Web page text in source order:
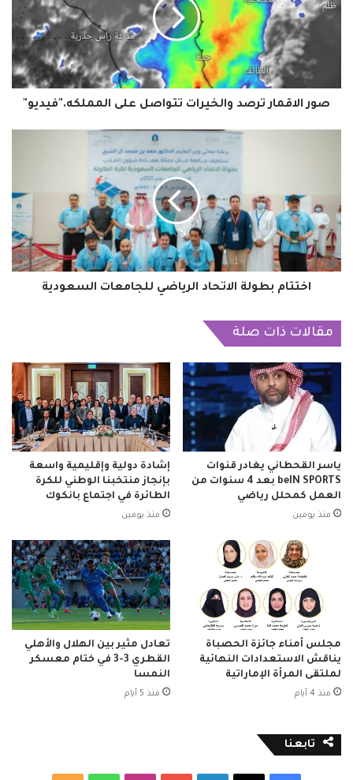
والخيرات
تتواصل
المملكه."فيديو"
صور الاقمار ترصد والخيرات تتواصل على المملكه."فيديو"
للجامعات
السعودية
اختتام بطولة الاتحاد الرياضي للجامعات السعودية
مقالات ذات صلة
ياسر القحطاني يغادر قنوات
beIN SPORTS بعد 4 سنوات من
العمل كمحلل رياضي
منذ يومين
إشادة دولية وإقليمية واسعة
بإنجاز منتخبنا الوطني للكرة
الطائرة في اجتماع بانكوك
منذ يومين
مجلس أمناء جائزة الحصباة
يناقش الاستعدادات النهائية
لملتقى المرأة الإماراتية
منذ 4 أيام
تعادل مثير بين الهلال والأهلي
القطري 3-3 في ختام معسكر
النمسا
منذ 5 أيام
تابعنا